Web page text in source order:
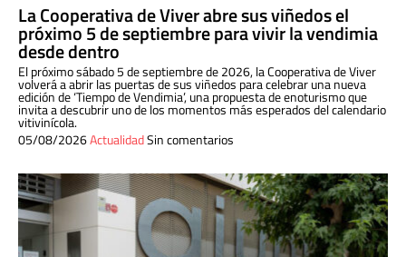
La Cooperativa de Viver abre sus viñedos el
próximo 5 de septiembre para vivir la vendimia
desde dentro
El próximo sábado 5 de septiembre de 2026, la Cooperativa de Viver
volverá a abrir las puertas de sus viñedos para celebrar una nueva
edición de ‘Tiempo de Vendimia’, una propuesta de enoturismo que
invita a descubrir uno de los momentos más esperados del calendario
vitivinícola.
05/08/2026ActualidadSin comentarios